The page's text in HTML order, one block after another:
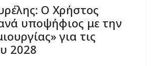
Ο Χρήστος
υποψήφιος με την
για τις
2028